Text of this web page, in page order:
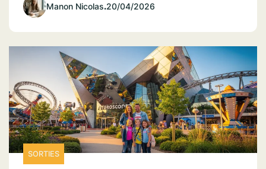
Manon Nicolas.20/04/2026
SORTIES